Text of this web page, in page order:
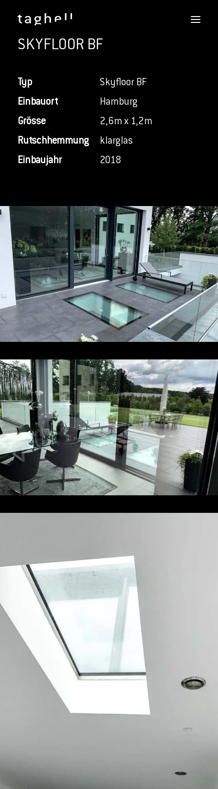
SKYFLOOR
REFERENZEN
LEISTUNGEN
DEUTSCH
SKYFLOOR BF
Typ Skyfloor BF
Einbauort Hamburg
Grösse 2,6m x 1,2m
Rutschhemmung klarglas
Einbaujahr 2018